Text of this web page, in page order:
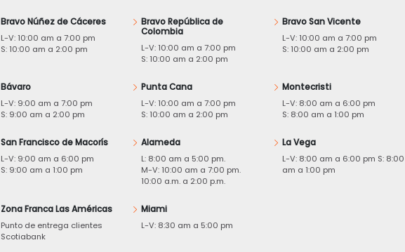
Bravo Núñez de Cáceres
L-V: 10:00 am a 7:00 pm
S: 10:00 am a 2:00 pm
Bravo República de
Colombia
L-V: 10:00 am a 7:00 pm
S: 10:00 am a 2:00 pm
Bravo San Vicente
L-V: 10:00 am a 7:00 pm
S: 10:00 am a 2:00 pm
Bávaro
L-V: 9:00 am a 7:00 pm
S: 9:00 am a 2:00 pm
Punta Cana
L-V: 10:00 am a 7:00 pm
S: 10:00 am a 2:00 pm
Montecristi
L-V: 8:00 am a 6:00 pm
S: 8:00 am a 1:00 pm
San Francisco de Macorís
L-V: 9:00 am a 6:00 pm
S: 9:00 am a 1:00 pm
Alameda
L: 8:00 am a 5:00 pm.
M-V: 10:00 am a 7:00 pm.
10:00 a.m. a 2:00 p.m.
La Vega
L-V: 8:00 am a 6:00 pm S: 8:00
am a 1:00 pm
Zona Franca Las Américas
Punto de entrega clientes
Scotiabank
Miami
L-V: 8:30 am a 5:00 pm